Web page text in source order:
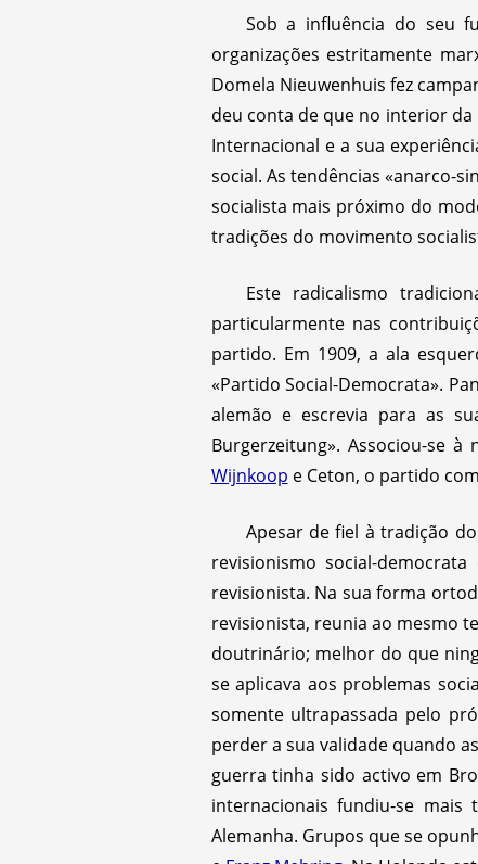
Sob a influência do seu
organizações estritamente
Domela Nieuwenhuis fez
deu conta de que no interior da
Internacional e a sua
social. As tendências «anarco-
socialista mais próximo do
tradições do movimento
Este radicalismo
particularmente nas
partido. Em 1909, a ala
«Partido Social-Democrata».
alemão e escrevia para as
Burgerzeitung». Associou-se à
Wijnkoop e Ceton, o partido
Apesar de fiel à tradição
revisionismo social-
revisionista. Na sua forma
revisionista, reunia ao mesmo
doutrinário; melhor do que
se aplicava aos problemas
somente ultrapassada pelo
perder a sua validade quando
guerra tinha sido activo em
internacionais fundiu-se mais
Alemanha. Grupos que se